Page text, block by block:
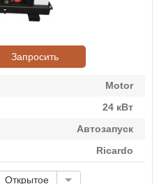
Запросить
Motor
24 кВт
Автозапуск
Ricardo
Открытое